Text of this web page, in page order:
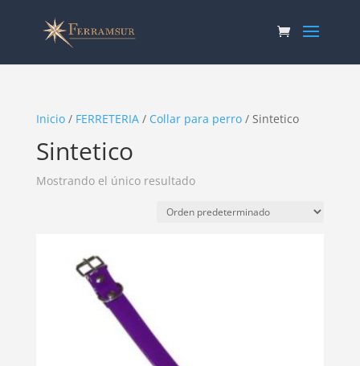
Inicio/ FERRETERIA/ Collar para perro/ Sintetico
Sintetico
Mostrando el único resultado